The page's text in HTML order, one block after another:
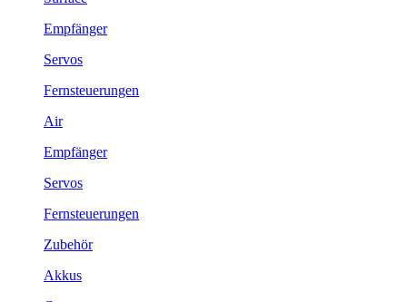
Empfänger
Servos
Fernsteuerungen
Air
Empfänger
Servos
Fernsteuerungen
Zubehör
Akkus